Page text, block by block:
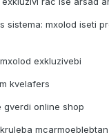
sistema: mxolod iseti
exkluzivebi
kvelafers
gverdi online shop